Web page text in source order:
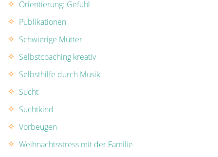
Orientierung: Gefühl
Publikationen
Schwierige Mutter
Selbstcoaching kreativ
Selbsthilfe durch Musik
Sucht
Suchtkind
Vorbeugen
Weihnachtsstress mit der Familie